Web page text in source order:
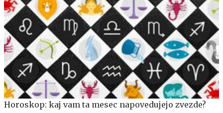
Horoskop: kaj vam ta mesec napovedujejo zvezde?